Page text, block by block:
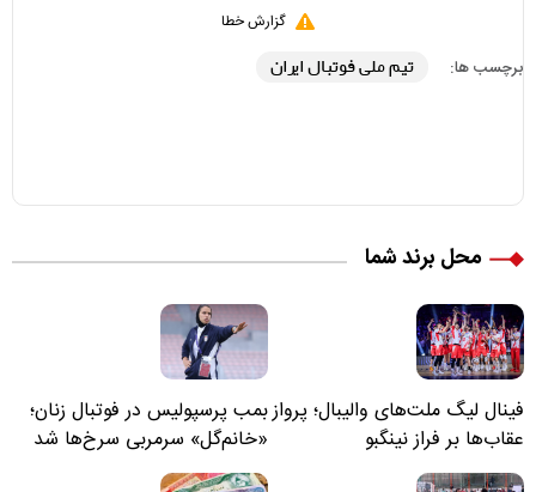
گزارش خطا
برچسب ها: تیم ملی فوتبال ایران
محل برند شما
فینال لیگ ملت‌های والیبال؛ پرواز
عقاب‌ها بر فراز نینگبو
بمب پرسپولیس در فوتبال زنان؛
«خانم‌گل» سرمربی سرخ‌ها شد